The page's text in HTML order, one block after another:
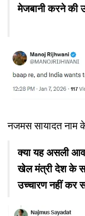
मेजबानी करने की
नजमस सायादत नाम
क्या यह असली
खेल मंत्री देश के
उच्चारण नहीं कर